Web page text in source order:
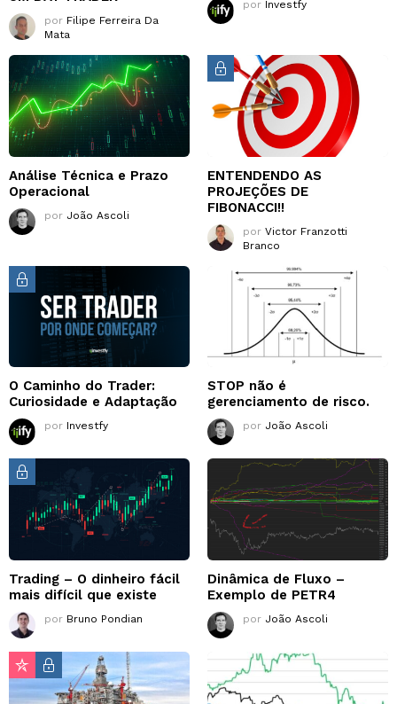
por Filipe Ferreira Da
Mata
por Investfy
Análise Técnica e Prazo
Operacional
por João Ascoli
ENTENDENDO AS
PROJEÇÕES DE
FIBONACCI!!
por Victor Franzotti
Branco
O Caminho do Trader:
Curiosidade e Adaptação
por Investfy
STOP não é
gerenciamento de risco.
por João Ascoli
Trading – O dinheiro fácil
mais difícil que existe
por Bruno Pondian
Dinâmica de Fluxo –
Exemplo de PETR4
por João Ascoli